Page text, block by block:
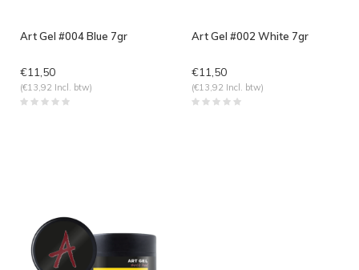
Art Gel #004 Blue 7gr
€11,50
(€13,92 Incl. btw)
Art Gel #002 White 7gr
€11,50
(€13,92 Incl. btw)